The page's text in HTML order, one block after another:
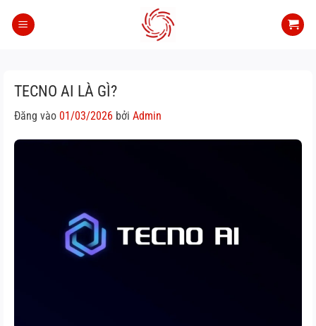
qua
TECNO AI LÀ GÌ?
Đăng vào 01/03/2026 bởi Admin